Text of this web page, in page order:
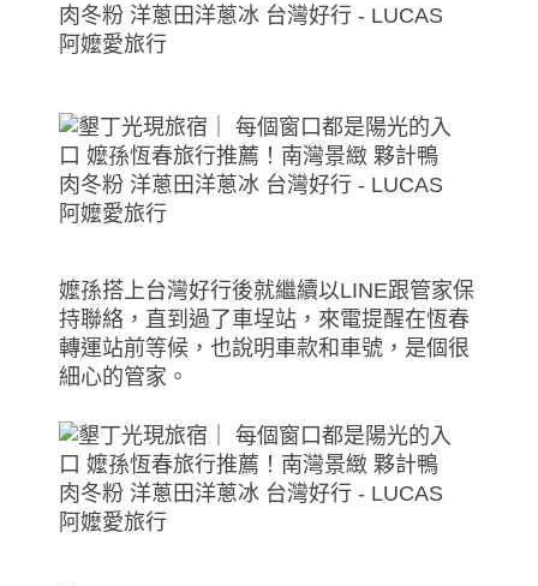
嬤孫搭上台灣好行後就繼續以LINE跟管家保
持聯絡，直到過了車埕站，來電提醒在恆春
轉運站前等候，也說明車款和車號，是個很
細心的管家。